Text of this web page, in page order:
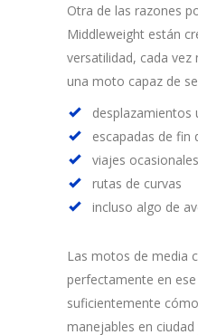
Otra de las razones
Middleweight están
versatilidad, cada vez
una moto capaz de
desplazamientos
escapadas de fin
viajes ocasionales
rutas de curvas
incluso algo de
Las motos de media
perfectamente en
suficientemente
manejables en